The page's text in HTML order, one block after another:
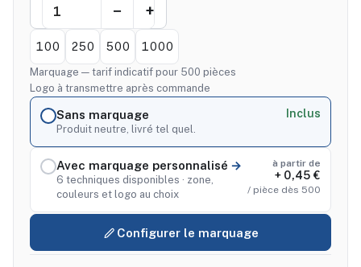
100 250 500 1000
Marquage — tarif indicatif pour 500 pièces
Logo à transmettre après commande
Sans marquage
Produit neutre, livré tel quel.
Inclus
Avec marquage personnalisé
6 techniques disponibles · zone,
couleurs et logo au choix
à partir de
+ 0,45 €
/ pièce dès 500
Configurer le marquage